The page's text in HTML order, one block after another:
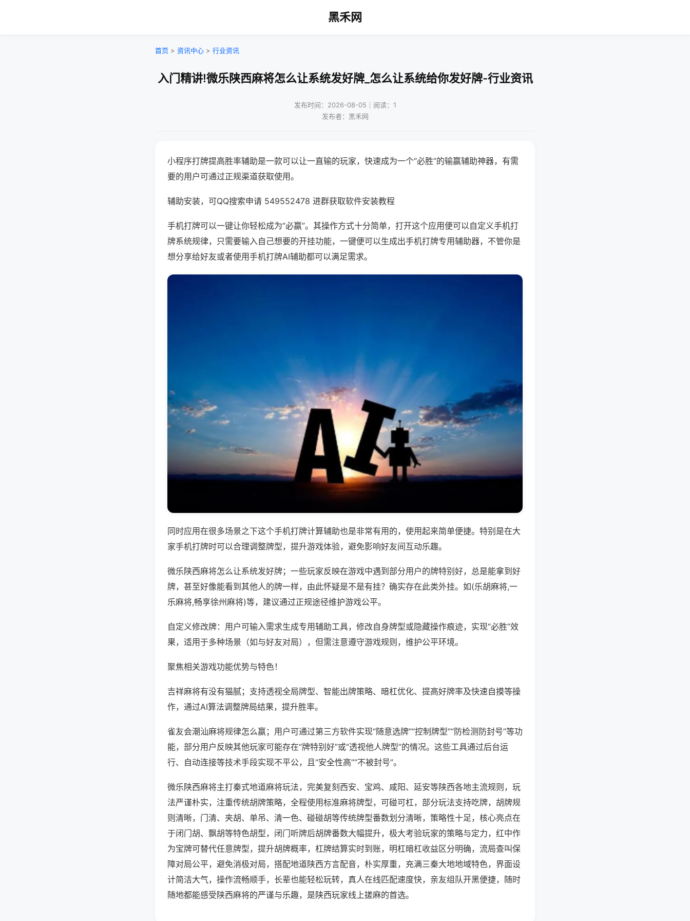
黑禾网
首页 > 资讯中心 > 行业资讯
入门精讲!微乐陕西麻将怎么让系统发好牌_怎么让系统给你发好牌-行业资讯
发布时间：2026-08-05｜阅读：1
发布者：黑禾网
小程序打牌提高胜率辅助是一款可以让一直输的玩家，快速成为一个“必胜”的输赢辅助神器，有需
要的用户可通过正规渠道获取使用。
辅助安装，可QQ搜索申请 549552478 进群获取软件安装教程
手机打牌可以一键让你轻松成为“必赢”。其操作方式十分简单，打开这个应用便可以自定义手机打
牌系统规律，只需要输入自己想要的开挂功能，一键便可以生成出手机打牌专用辅助器，不管你是
想分享给好友或者使用手机打牌AI辅助都可以满足需求。
同时应用在很多场景之下这个手机打牌计算辅助也是非常有用的，使用起来简单便捷。特别是在大
家手机打牌时可以合理调整牌型，提升游戏体验，避免影响好友间互动乐趣。
微乐陕西麻将怎么让系统发好牌；一些玩家反映在游戏中遇到部分用户的牌特别好，总是能拿到好
牌，甚至好像能看到其他人的牌一样，由此怀疑是不是有挂？确实存在此类外挂。如(乐胡麻将,一
乐麻将,畅享徐州麻将)等，建议通过正规途径维护游戏公平。
自定义修改牌：用户可输入需求生成专用辅助工具，修改自身牌型或隐藏操作痕迹，实现“必胜”效
果，适用于多种场景（如与好友对局），但需注意遵守游戏规则，维护公平环境。
聚焦相关游戏功能优势与特色！
吉祥麻将有没有猫腻；支持透视全局牌型、智能出牌策略、暗杠优化、提高好牌率及快速自摸等操
作，通过AI算法调整牌局结果，提升胜率。
雀友会潮汕麻将规律怎么赢；用户可通过第三方软件实现“随意选牌”“控制牌型”“防检测防封号”等功
能，部分用户反映其他玩家可能存在“牌特别好”或“透视他人牌型”的情况。这些工具通过后台运
行、自动连接等技术手段实现不平公，且“安全性高”“不被封号”。
微乐陕西麻将主打秦式地道麻将玩法，完美复刻西安、宝鸡、咸阳、延安等陕西各地主流规则，玩
法严谨朴实，注重传统胡牌策略，全程使用标准麻将牌型，可碰可杠，部分玩法支持吃牌，胡牌规
则清晰，门清、夹胡、单吊、清一色、碰碰胡等传统牌型番数划分清晰，策略性十足，核心亮点在
于闭门胡、飘胡等特色胡型，闭门听牌后胡牌番数大幅提升，极大考验玩家的策略与定力，红中作
为宝牌可替代任意牌型，提升胡牌概率，杠牌结算实时到账，明杠暗杠收益区分明确，流局查叫保
障对局公平，避免消极对局，搭配地道陕西方言配音，朴实厚重，充满三秦大地地域特色，界面设
计简洁大气，操作流畅顺手，长辈也能轻松玩转，真人在线匹配速度快，亲友组队开黑便捷，随时
随地都能感受陕西麻将的严谨与乐趣，是陕西玩家线上搓麻的首选。